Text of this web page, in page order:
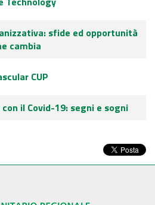
sfide ed opportunità
cambia
CUP
il Covid-19: segni e sogni